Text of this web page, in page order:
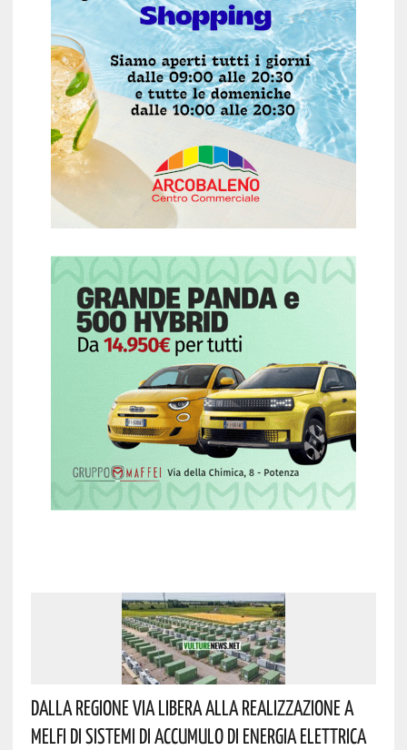
Dalla Regione Via Libera Alla Realizzazione A
Melfi Di Sistemi Di Accumulo Di Energia Elettrica